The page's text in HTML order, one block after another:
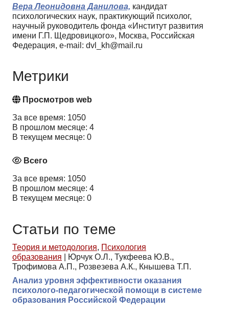
Вера Леонидовна Данилова, кандидат
психологических наук, практикующий психолог,
научный руководитель фонда «Институт развития
имени Г.П. Щедровицкого», Москва, Российская
Федерация, e-mail: dvl_kh@mail.ru
Метрики
Просмотров web
За все время: 1050
В прошлом месяце: 4
В текущем месяце: 0
Всего
За все время: 1050
В прошлом месяце: 4
В текущем месяце: 0
Статьи по теме
Теория и методология, Психология
образования
Юрчук О.Л., Тукфеева Ю.В.,
Трофимова А.П., Розвезева А.К., Кнышева Т.П.
Анализ уровня эффективности оказания
психолого-педагогической помощи в системе
образования Российской Федерации